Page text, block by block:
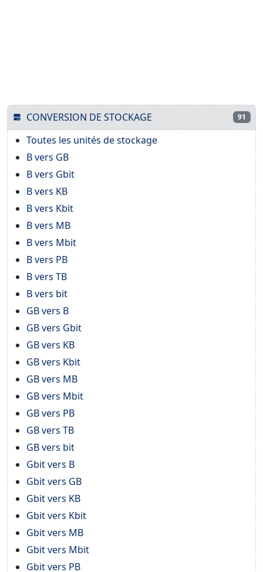
CONVERSION DE STOCKAGE 91
Toutes les unités de stockage
B vers GB
B vers Gbit
B vers KB
B vers Kbit
B vers MB
B vers Mbit
B vers PB
B vers TB
B vers bit
GB vers B
GB vers Gbit
GB vers KB
GB vers Kbit
GB vers MB
GB vers Mbit
GB vers PB
GB vers TB
GB vers bit
Gbit vers B
Gbit vers GB
Gbit vers KB
Gbit vers Kbit
Gbit vers MB
Gbit vers Mbit
Gbit vers PB